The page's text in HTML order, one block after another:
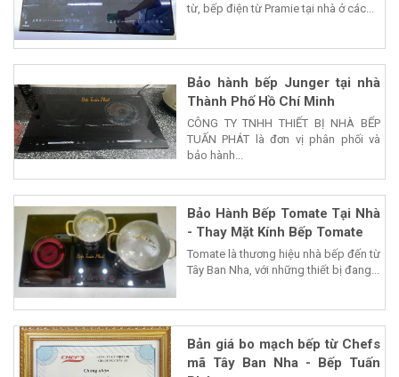
từ, bếp điện từ Pramie tại nhà ở các...
Bảo hành bếp Junger tại nhà
Thành Phố Hồ Chí Minh
CÔNG TY TNHH THIẾT BỊ NHÀ BẾP
TUẤN PHÁT là đơn vị phân phối và
bảo hành...
Bảo Hành Bếp Tomate Tại Nhà
- Thay Mặt Kính Bếp Tomate
Tomate là thương hiệu nhà bếp đến từ
Tây Ban Nha, với những thiết bị đang...
Bản giá bo mạch bếp từ Chefs
mã Tây Ban Nha - Bếp Tuấn